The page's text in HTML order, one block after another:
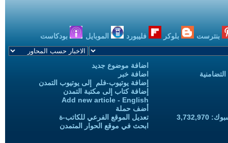
بنترست بلوكر فليبورد الموبايل بودكاست
اضافة موضوع جديد
اضافة خبر
إضافة يوتيوب-فلم إلى يوتيوب التمدن
إضافة كتاب إلى مكتبة التمدن
Add new article - English
أضف حملة
تعديل الموقع الفرعي للكاتب-ة
ابحث في موقع الحوار المتمدن